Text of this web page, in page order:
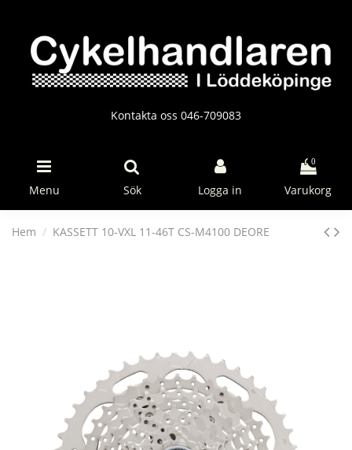
Kontakta oss 046-709083
Menu Sök Logga in
0
Varukorg
Hem KASSETT 10-VXL 11-46T CS-M4100 DEORE